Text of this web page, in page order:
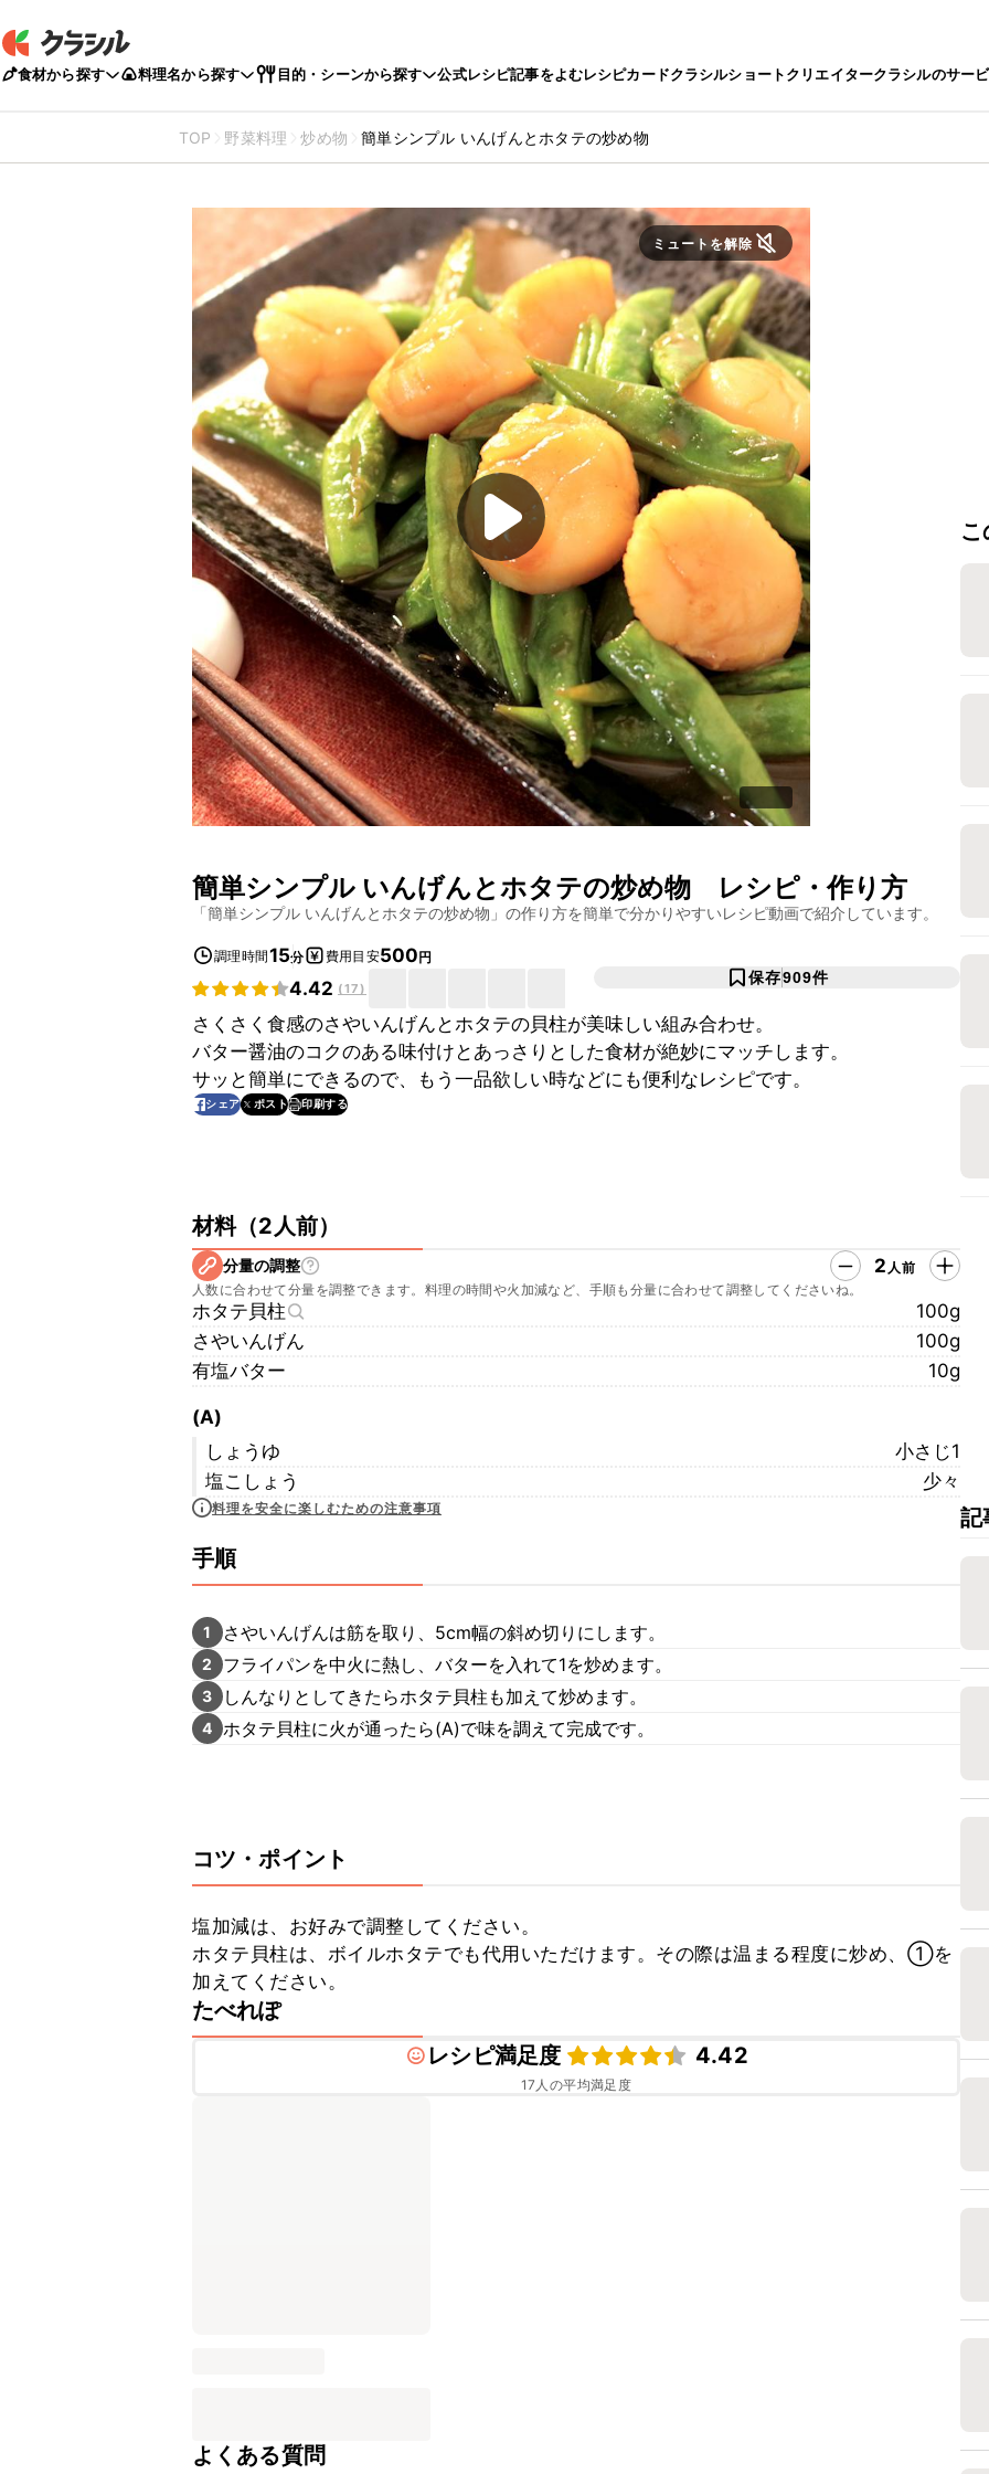
食材から探す 料理名から探す 目的・シーンから探す 公式レシピ記事をよむレシピカードクラシルショートクリエイタークラシルのサー
TOP 野菜料理 炒め物 簡単シンプル いんげんとホタテの炒め物
ミュートを解除
簡単シンプル いんげんとホタテの炒め物 レシピ・作り方
「簡単シンプル いんげんとホタテの炒め物 」の作り方を簡単で分かりやすいレシピ動画で紹介しています。
調理時間15分 費用目安500円
4.42 (17)
保存909件
さくさく食感のさやいんげんとホタテの貝柱が美味しい組み合わせ。
バター醤油のコクのある味付けとあっさりとした食材が絶妙にマッチします。
サッと簡単にできるので、もう一品欲しい時などにも便利なレシピです。
シェア ポスト 印刷する
材料（2人前）
分量の調整 2 人前
人数に合わせて分量を調整できます。料理の時間や火加減など、手順も分量に合わせて調整してくださいね。
ホタテ貝柱
100g
さやいんげん
100g
有塩バター
10g
(A)
しょうゆ
小さじ1
塩こしょう
少々
料理を安全に楽しむための注意事項
手順
1 さやいんげんは筋を取り、5cm幅の斜め切りにします。
2 フライパンを中火に熱し、バターを入れて1を炒めます。
3 しんなりとしてきたらホタテ貝柱も加えて炒めます。
4 ホタテ貝柱に火が通ったら(A)で味を調えて完成です。
コツ・ポイント
塩加減は、お好みで調整してください。
ホタテ貝柱は、ボイルホタテでも代用いただけます。その際は温まる程度に炒め、①を
加えてください。
たべれぽ
レシピ満足度
4.42
17 人の平均満足度
よくある質問
記